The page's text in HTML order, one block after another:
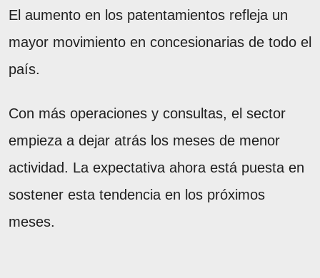
El aumento en los patentamientos refleja un
mayor movimiento en concesionarias de todo el
país.
Con más operaciones y consultas, el sector
empieza a dejar atrás los meses de menor
actividad. La expectativa ahora está puesta en
sostener esta tendencia en los próximos
meses.